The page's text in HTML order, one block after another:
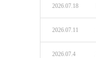
2026.07.18
2026.07.11
2026.07.4